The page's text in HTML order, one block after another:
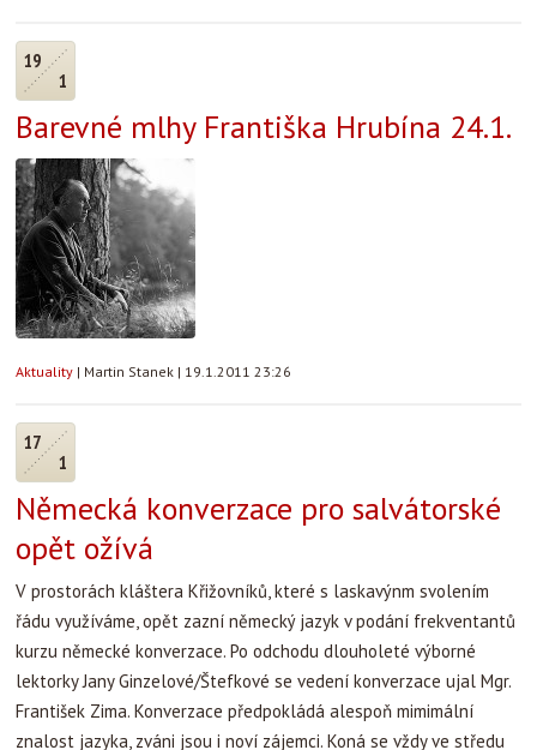
19
1
Barevné mlhy Františka Hrubína 24.1.
Aktuality | Martin Stanek | 19.1.2011 23:26
17
1
Německá konverzace pro salvátorské
opět ožívá
V prostorách kláštera Křižovníků, které s laskavýnm svolením
řádu využíváme, opět zazní německý jazyk v podání frekventantů
kurzu německé konverzace. Po odchodu dlouholeté výborné
lektorky Jany Ginzelové/Štefkové se vedení konverzace ujal Mgr.
František Zima. Konverzace předpokládá alespoň mimimální
znalost jazyka, zváni jsou i noví zájemci. Koná se vždy ve středu